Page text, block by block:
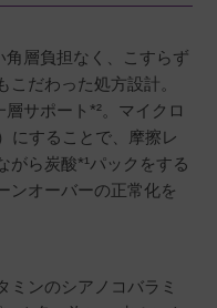
い慣れるまでに
くなる上、癒さ
角層負担なく、こすらず
だわった処方設計。
サポート*²。マイクロ
にすることで、摩擦レ
がら炭酸*¹パックをする
ンオーバーの正常化を
ミンのシアノコバラミ